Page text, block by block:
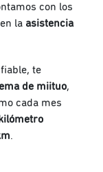
con los
la asistencia
te
de miituo,
cada mes
.